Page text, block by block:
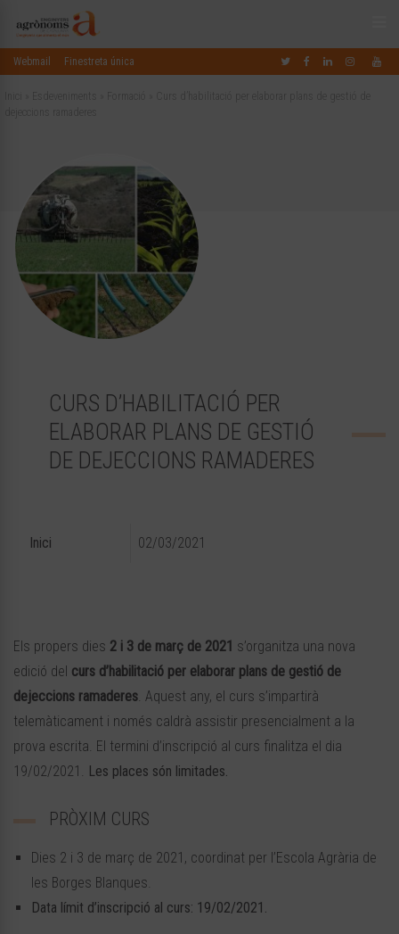
Webmail Finestreta única
CURS D’HABILITACIÓ PER
ELABORAR PLANS DE GESTIÓ
DE DEJECCIONS RAMADERES
Inici 02/03/2021
Els propers dies 2 i 3 de març de 2021 s’organitza una nova
edició del curs d’habilitació per elaborar plans de gestió de
dejeccions ramaderes. Aquest any, el curs s’impartirà
telemàticament i només caldrà assistir presencialment a la
prova escrita. El termini d’inscripció al curs finalitza el dia
19/02/2021. Les places són limitades.
PRÒXIM CURS
Dies 2 i 3 de març de 2021, coordinat per l’Escola Agrària de
les Borges Blanques.
Data límit d’inscripció al curs: 19/02/2021.